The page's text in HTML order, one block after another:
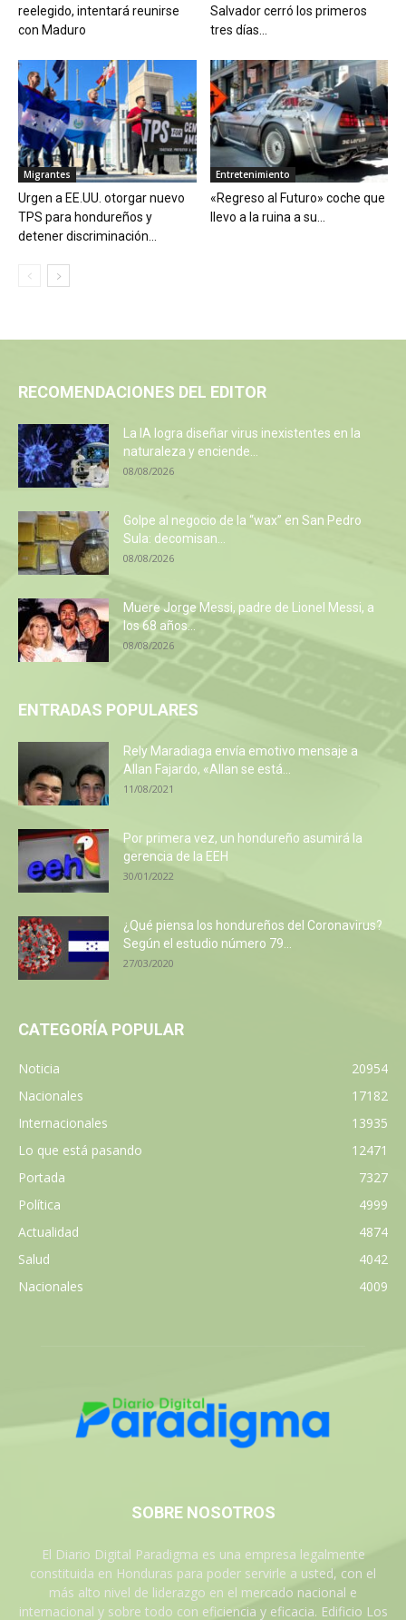
reelegido, intentará reunirse
con Maduro
Salvador cerró los primeros
tres días...
Migrantes
Urgen a EE.UU. otorgar nuevo
TPS para hondureños y
detener discriminación...
Entretenimiento
«Regreso al Futuro» coche que
llevo a la ruina a su...
RECOMENDACIONES DEL EDITOR
La IA logra diseñar virus inexistentes en la
naturaleza y enciende...
08/08/2026
Golpe al negocio de la “wax” en San Pedro
Sula: decomisan...
08/08/2026
Muere Jorge Messi, padre de Lionel Messi, a
los 68 años...
08/08/2026
ENTRADAS POPULARES
Rely Maradiaga envía emotivo mensaje a
Allan Fajardo, «Allan se está...
11/08/2021
Por primera vez, un hondureño asumirá la
gerencia de la EEH
30/01/2022
¿Qué piensa los hondureños del Coronavirus?
Según el estudio número 79...
27/03/2020
CATEGORÍA POPULAR
Noticia
20954
Nacionales
17182
Internacionales
13935
Lo que está pasando
12471
Portada
7327
Política
4999
Actualidad
4874
Salud
4042
Nacionales
4009
SOBRE NOSOTROS
El Diario Digital Paradigma es una empresa legalmente
constituida en Honduras para poder servirle a usted, con el
más alto nivel de liderazgo en el mercado nacional e
internacional y sobre todo con eficiencia y eficacia. Edificio Los